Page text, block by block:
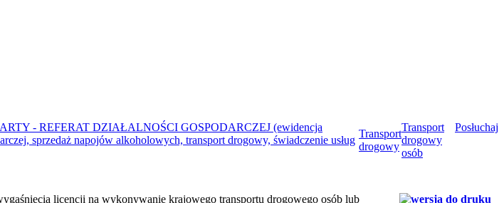
Posłuchaj
- REFERAT DZIAŁALNOŚCI GOSPODARCZEJ (ewidencja
sprzedaż napojów alkoholowych, transport drogowy, świadczenie usług
Transport
drogowy
Transport
drogowy
osób
licencji na wykonywanie krajowego transportu drogowego osób lub